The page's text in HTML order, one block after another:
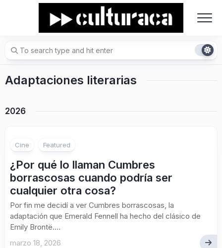
Adaptaciones literarias
2026
Cine Featured
¿Por qué lo llaman Cumbres
borrascosas cuando podría ser
cualquier otra cosa?
Por fin me decidí a ver Cumbres borrascosas, la
adaptación que Emerald Fennell ha hecho del clásico de
Emily Brontë....
marzo 18, 2026